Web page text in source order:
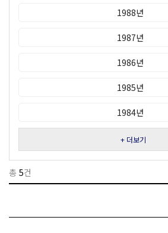
1988년
1987년
1986년
1985년
1984년
+ 더보기
총 5건